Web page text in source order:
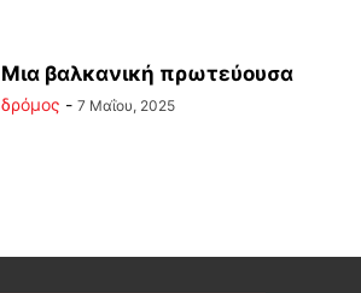
Μια βαλκανική πρωτεύουσα
δρόμος - 7 Μαΐου, 2025